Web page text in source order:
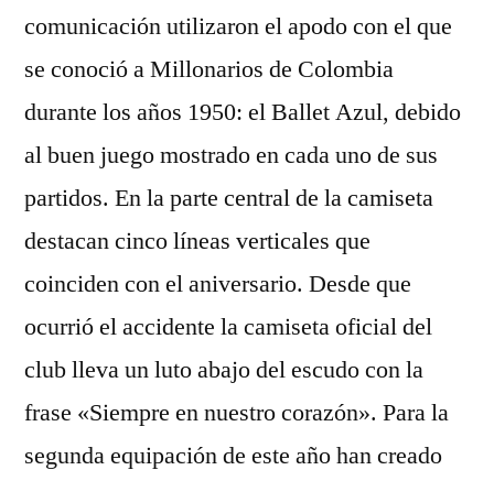
comunicación utilizaron el apodo con el que
se conoció a Millonarios de Colombia
durante los años 1950: el Ballet Azul, debido
al buen juego mostrado en cada uno de sus
partidos. En la parte central de la camiseta
destacan cinco líneas verticales que
coinciden con el aniversario. Desde que
ocurrió el accidente la camiseta oficial del
club lleva un luto abajo del escudo con la
frase «Siempre en nuestro corazón». Para la
segunda equipación de este año han creado